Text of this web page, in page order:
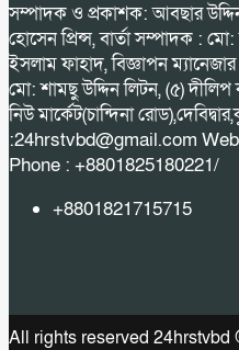
সম্পাদক ও প্রকাশক: আবছার
হোসেন প্রিন্স, বার্তা সম্পাদক :
ইসলাম ফাহাদ, বিজ্ঞাপন
মো: শামছু উদ্দিন লিটন, (৫) দীলিপ
নিউ মার্কেট(চান্দিনা
:24hrstvbd@gmail.com
Phone : +8801825180221/
+8801821715715
All rights reserved